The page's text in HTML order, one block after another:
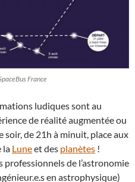
France
ludiques sont au
de réalité augmentée ou
soir, de 21h à minuit, place aux
la Luneet des planètes !
professionnels de l’astronomie
en astrophysique)